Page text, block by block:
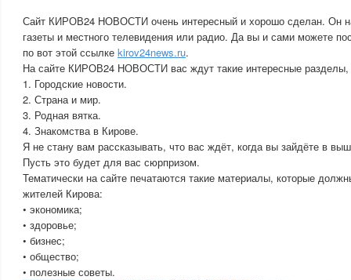
Сайт КИРОВ24 НОВОСТИ очень интересный и хорошо сделан. Он
газеты и местного телевидения или радио. Да вы и сами можете
по вот этой ссылке kirov24news.ru.
На сайте КИРОВ24 НОВОСТИ вас ждут такие интересные разделы,
1. Городские новости.
2. Страна и мир.
3. Родная вятка.
4. Знакомства в Кирове.
Я не стану вам рассказывать, что вас ждёт, когда вы зайдёте в
Пусть это будет для вас сюрпризом.
Тематически на сайте печатаются такие материалы, которые
жителей Кирова:
• экономика;
• здоровье;
• бизнес;
• общество;
• полезные советы.